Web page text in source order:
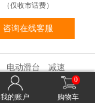
（仅收市话费）
咨询在线客服
电动滑台
减速
我的账户 购物车
0